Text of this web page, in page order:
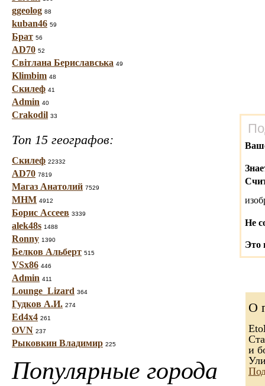
ggeolog 88
kuban46 59
Брат 56
AD70 52
Світлана Бериславська 49
Klimbim 48
Скилеф 41
Admin 40
Crakodil 33
Топ 15 географов:
Скилеф 22332
AD70 7819
Магаз Анатолий 7529
МНМ 4912
Борис Ассеев 3339
alek48s 1488
Ronny 1390
Белков Альберт 515
VSx86 446
Admin 411
Lounge_Lizard 364
Гудков А.И. 274
Ed4x4 261
OVN 237
Рыковкин Владимир 225
Популярные города
Не
Это
О
Eto
и